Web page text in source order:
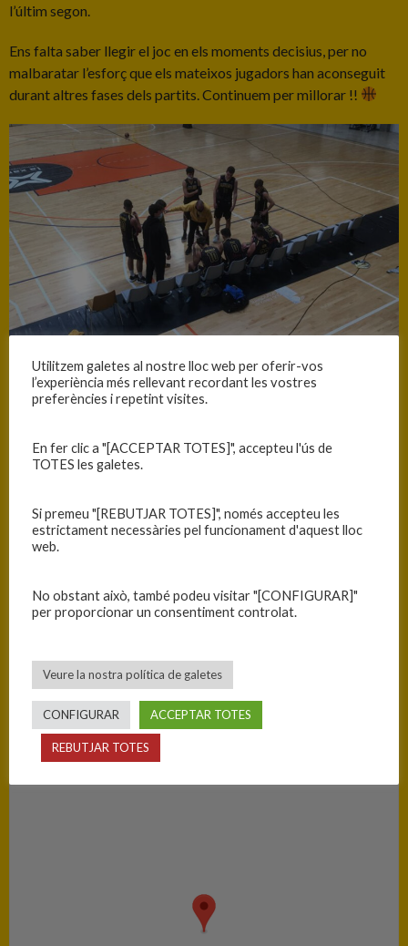
l’últim segon.
Ens falta saber llegir el joc en els moments decisius, per no
malbaratar l’esforç que els mateixos jugadors han aconseguit
durant altres fases dels partits. Continuem per millorar !!
INFORMACIÓ
14/11/2021 12:15
C.C. Júnior Masc.
Equip T
C.B. Blanes
PISTA
Utilitzem galetes al nostre lloc web per oferir-vos
l’experiència més rellevant recordant les vostres
preferències i repetint visites.
En fer clic a "[ACCEPTAR TOTES]", accepteu l'ús de
TOTES les galetes.
Si premeu "[REBUTJAR TOTES]", només accepteu les
estrictament necessàries pel funcionament d'aquest lloc
web.
No obstant això, també podeu visitar "[CONFIGURAR]"
per proporcionar un consentiment controlat.
Veure la nostra política de galetes
CONFIGURAR ACCEPTAR TOTES
REBUTJAR TOTES